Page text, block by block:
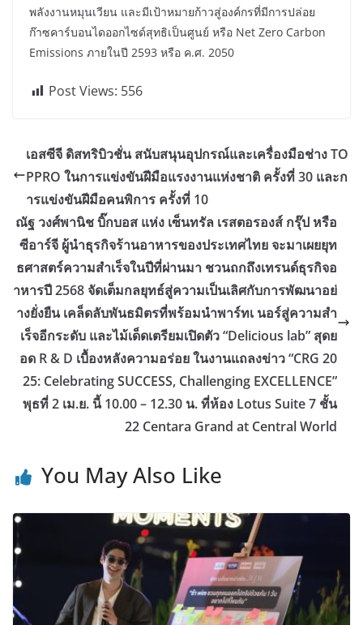
พลังงานหมุนเวียน และมีเป้าหมายก้าวสู่องค์กรที่มีการปล่อย
ก๊าซคาร์บอนไดออกไซด์สุทธิเป็นศูนย์ หรือ Net Zero Carbon
Emissions ภายในปี 2593 หรือ ค.ศ. 2050
Post Views: 556
เอสซีจี ดิสทริบิวชั่น สนับสนุนอุปกรณ์และเครื่องมือช่าง TO
PPRO ในการแข่งขันฝีมือแรงงานแห่งชาติ ครั้งที่ 30 และก
ารแข่งขันฝีมือคนพิการ ครั้งที่ 10
ณัฐ วงศ์พานิช บิ๊กบอส แห่ง เซ็นทรัล เรสตอรองส์ กรุ๊ป หรือ
ซีอาร์จี ผู้นำธุรกิจร้านอาหารของประเทศไทย จะมาเผยยุท
ธศาสตร์ความสำเร็จในปีที่ผ่านมา ชวนถกถึงเทรนด์ธุรกิจอ
าหารปี 2568 จัดเต็มกลยุทธ์สู่ความเป็นเลิศกับการพัฒนาอย่
างยั่งยืน เคล็ดลับพันธมิตรที่พร้อมนำพาร์ทเ นอร์สู่ความสำ
เร็จอีกระดับ และไม้เด็ดเตรียมเปิดตัว “Delicious lab” สุดย
อด R & D เบื้องหลังความอร่อย ในงานแถลงข่าว “CRG 20
25: Celebrating SUCCESS, Challenging EXCELLENCE”
พุธที่ 2 เม.ย. นี้ 10.00 – 12.30 น. ที่ห้อง Lotus Suite 7 ชั้น
22 Centara Grand at Central World
You May Also Like